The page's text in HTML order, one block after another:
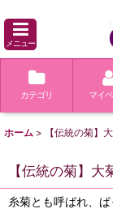
メニュー
カテゴリ マイ
ホーム > 【伝統の菊】
【伝統の菊】大
糸菊とも呼ばれ、